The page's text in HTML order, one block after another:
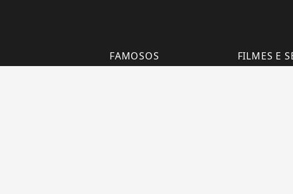
FAMOSOS FILMES E